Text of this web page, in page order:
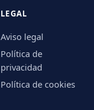
LEGAL
Aviso legal
Política de
privacidad
Política de cookies